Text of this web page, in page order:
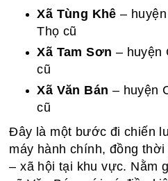
Xã Tùng Khê –
Thọ cũ
Xã Tam Sơn – huyện
cũ
Xã Văn Bán – huyện
cũ
Đây là một bước đi chiến
máy hành chính, đồng
– xã hội tại khu vực. Nằm